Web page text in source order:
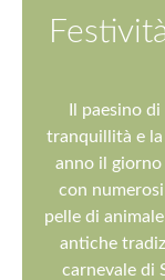
Il paesino
tranquillità e la
anno il giorno
con
pelle di
antiche
carnevale di